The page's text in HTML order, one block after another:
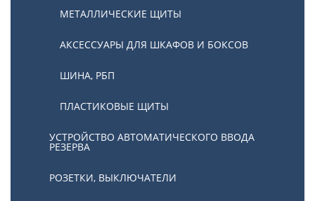
МЕТАЛЛИЧЕСКИЕ ЩИТЫ
АКСЕССУАРЫ ДЛЯ ШКАФОВ И БОКСОВ
ШИНА, РБП
ПЛАСТИКОВЫЕ ЩИТЫ
УСТРОЙСТВО АВТОМАТИЧЕСКОГО ВВОДА
РЕЗЕРВА
РОЗЕТКИ, ВЫКЛЮЧАТЕЛИ